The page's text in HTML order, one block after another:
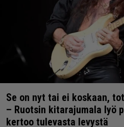
Se on nyt tai ei koskaan,
– Ruotsin kitarajumala lyö
kertoo tulevasta levystä